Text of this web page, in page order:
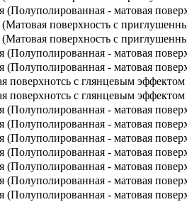
(Полуполированная - матовая
поверхность с
поверхность с
(Полуполированная - матовая
(Полуполированная - матовая
поверхнотсь с глянцевым эффектом
поверхнотсь с глянцевым эффектом
(Полуполированная - матовая
(Полуполированная - матовая
(Полуполированная - матовая
(Полуполированная - матовая
(Полуполированная - матовая
(Полуполированная - матовая
(Полуполированная - матовая